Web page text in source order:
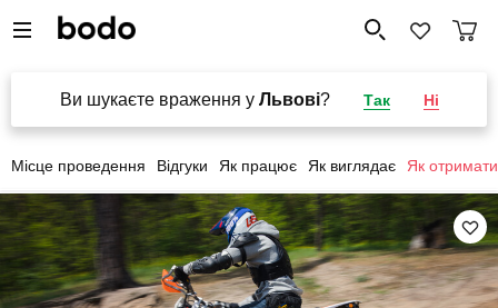
Ви шукаєте враження у Львові? Так Ні
Місце проведення Відгуки Як працює Як виглядає Як отримати